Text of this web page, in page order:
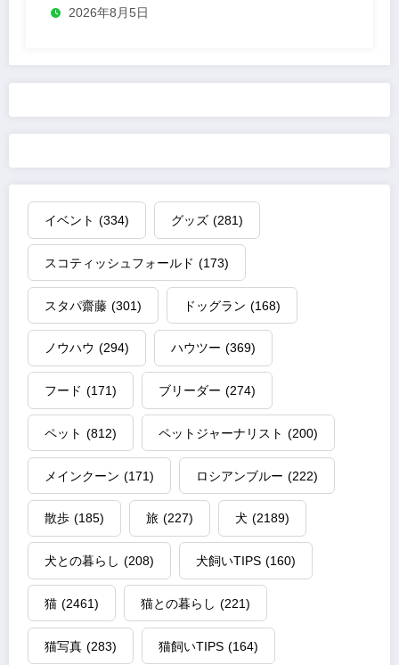
2026年8月5日
イベント (334) グッズ (281)
スコティッシュフォールド (173)
スタパ齋藤 (301) ドッグラン (168)
ノウハウ (294) ハウツー (369)
フード (171) ブリーダー (274)
ペット (812) ペットジャーナリスト (200)
メインクーン (171) ロシアンブルー (222)
散歩 (185) 旅 (227) 犬 (2189)
犬との暮らし (208) 犬飼いTIPS (160)
猫 (2461) 猫との暮らし (221)
猫写真 (283) 猫飼いTIPS (164)